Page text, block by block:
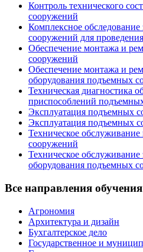
Контроль технического
сооружений
Комплексное
сооружений для
Обеспечение монтажа и
сооружений
Обеспечение монтажа и
оборудования подъемных
Техническая диагностика
приспособлений
Эксплуатация подъемных
Эксплуатация подъемных
Техническое
сооружений
Техническое обслуживание
оборудования подъемных
Все направления обучения
Агрономия
Архитектура и дизайн
Бухгалтерское дело
Государственное и